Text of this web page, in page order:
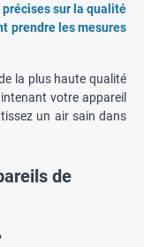
sur la qualité
prendre les mesures
la plus haute qualité
votre appareil
un air sain dans
de